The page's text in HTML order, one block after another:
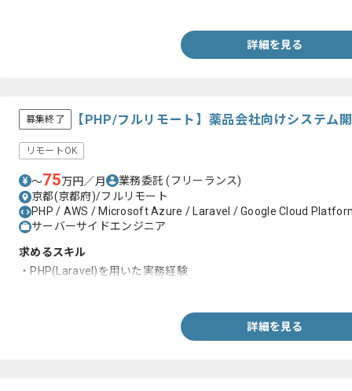
詳細を見る
募集終了 【PHP/フルリモート】薬品会社向けシステム
リモートOK
〜75万円／月 業務委託(フリーランス)
京都(京都府)/フルリモート
PHP / AWS / Microsoft Azure / Laravel / Google Cloud
サーバーサイドエンジニア
求めるスキル
・PHP(Laravel)を用いた実務経験
詳細を見る